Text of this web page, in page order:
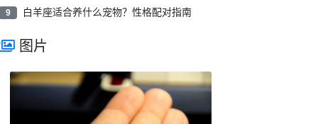
9 白羊座适合养什么宠物？性格配对指南
图片